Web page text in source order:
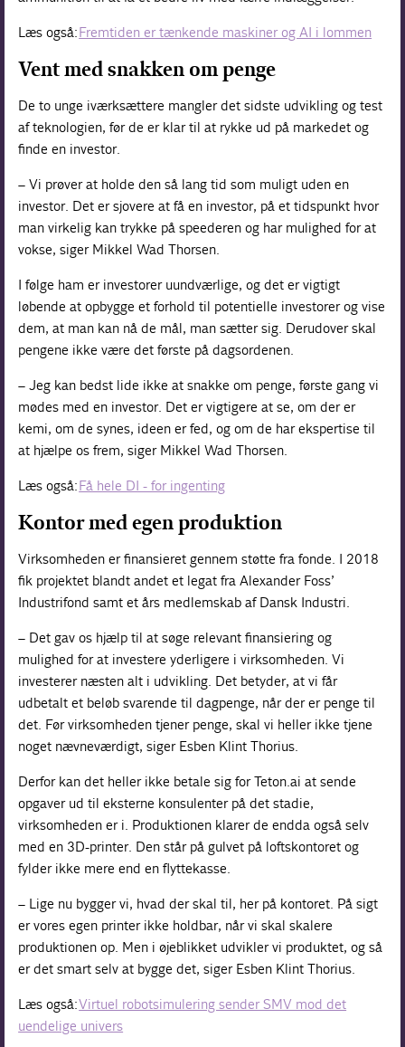
Læs også:Fremtiden er tænkende maskiner og AI i lommen
Vent med snakken om penge
De to unge iværksættere mangler det sidste udvikling og test
af teknologien, før de er klar til at rykke ud på markedet og
finde en investor.
– Vi prøver at holde den så lang tid som muligt uden en
investor. Det er sjovere at få en investor, på et tidspunkt hvor
man virkelig kan trykke på speederen og har mulighed for at
vokse, siger Mikkel Wad Thorsen.
I følge ham er investorer uundværlige, og det er vigtigt
løbende at opbygge et forhold til potentielle investorer og vise
dem, at man kan nå de mål, man sætter sig. Derudover skal
pengene ikke være det første på dagsordenen.
– Jeg kan bedst lide ikke at snakke om penge, første gang vi
mødes med en investor. Det er vigtigere at se, om der er
kemi, om de synes, ideen er fed, og om de har ekspertise til
at hjælpe os frem, siger Mikkel Wad Thorsen.
Læs også:Få hele DI - for ingenting
Kontor med egen produktion
Virksomheden er finansieret gennem støtte fra fonde. I 2018
fik projektet blandt andet et legat fra Alexander Foss’
Industrifond samt et års medlemskab af Dansk Industri.
– Det gav os hjælp til at søge relevant finansiering og
mulighed for at investere yderligere i virksomheden. Vi
investerer næsten alt i udvikling. Det betyder, at vi får
udbetalt et beløb svarende til dagpenge, når der er penge til
det. Før virksomheden tjener penge, skal vi heller ikke tjene
noget nævneværdigt, siger Esben Klint Thorius.
Derfor kan det heller ikke betale sig for Teton.ai at sende
opgaver ud til eksterne konsulenter på det stadie,
virksomheden er i. Produktionen klarer de endda også selv
med en 3D-printer. Den står på gulvet på loftskontoret og
fylder ikke mere end en flyttekasse.
– Lige nu bygger vi, hvad der skal til, her på kontoret. På sigt
er vores egen printer ikke holdbar, når vi skal skalere
produktionen op. Men i øjeblikket udvikler vi produktet, og så
er det smart selv at bygge det, siger Esben Klint Thorius.
Læs også:Virtuel robotsimulering sender SMV mod det
uendelige univers